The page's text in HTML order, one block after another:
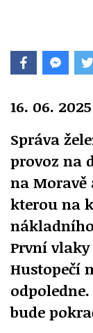
16. 06.
Správa
provoz na
na Moravě
kterou na
První
Hustopečí
bude